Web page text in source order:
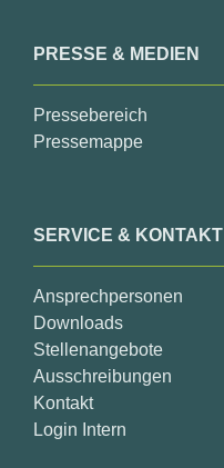
PRESSE & MEDIEN
Pressebereich
Pressemappe
SERVICE & KONTAKT
Ansprechpersonen
Downloads
Stellenangebote
Ausschreibungen
Kontakt
Login Intern